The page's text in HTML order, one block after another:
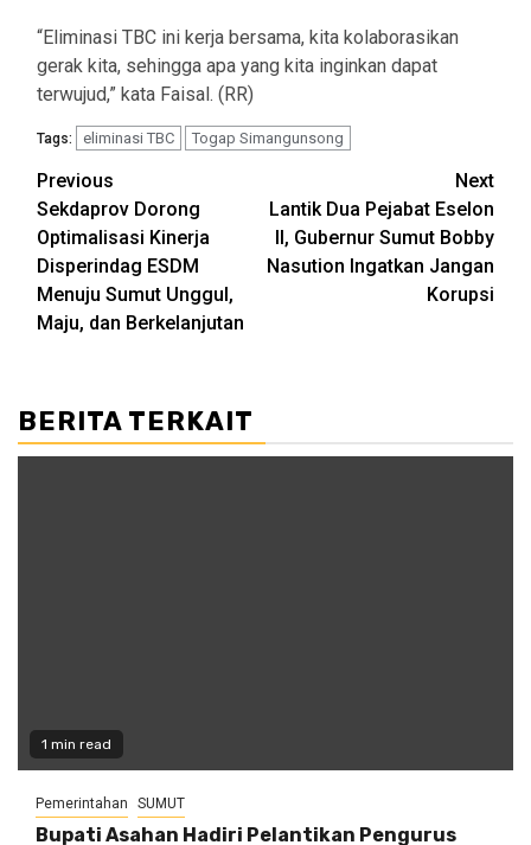
“Eliminasi TBC ini kerja bersama, kita kolaborasikan
gerak kita, sehingga apa yang kita inginkan dapat
terwujud,” kata Faisal. (RR)
Tags: eliminasi TBC Togap Simangunsong
Post
navigation
Previous
Sekdaprov Dorong
Optimalisasi Kinerja
Disperindag ESDM
Menuju Sumut Unggul,
Maju, dan Berkelanjutan
Next
Lantik Dua Pejabat Eselon
II, Gubernur Sumut Bobby
Nasution Ingatkan Jangan
Korupsi
BERITA TERKAIT
1 min read
Pemerintahan SUMUT
Bupati Asahan Hadiri Pelantikan Pengurus